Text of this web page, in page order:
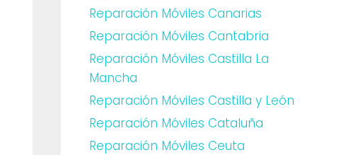
Reparación Móviles Canarias
Reparación Móviles Cantabria
Reparación Móviles Castilla La
Mancha
Reparación Móviles Castilla y León
Reparación Móviles Cataluña
Reparación Móviles Ceuta